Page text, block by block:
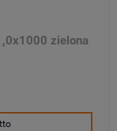
zielona